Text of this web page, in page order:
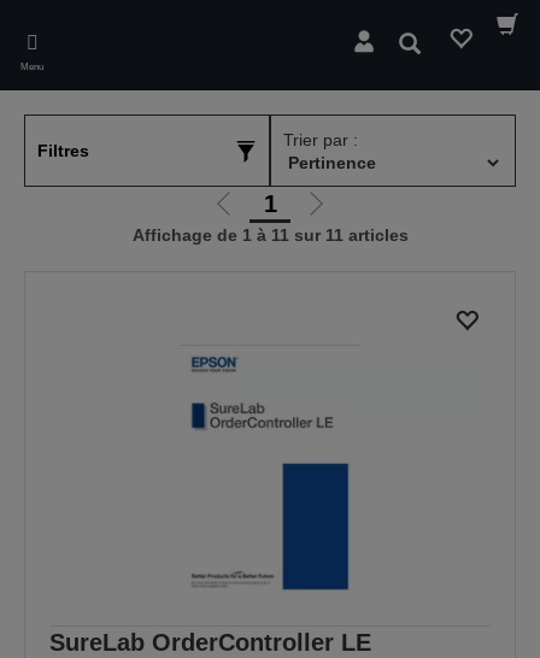
main
content
Menu
Rechercher
Filtres
Trier par :
Aller
à
1
Aller
à
Affichage de 1 à 11 sur 11 articles
SureLab OrderController LE